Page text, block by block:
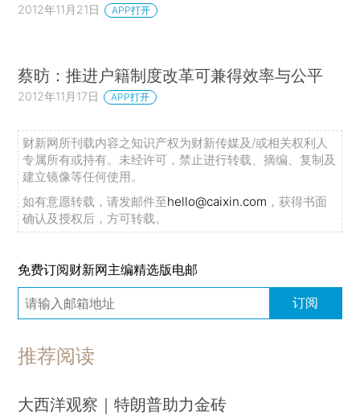
2012年11月21日 APP打开
蔡昉：推进户籍制度改革可兼得效率与公平
2012年11月17日 APP打开
财新网所刊载内容之知识产权为财新传媒及/或相关权利人
专属所有或持有。未经许可，禁止进行转载、摘编、复制及
建立镜像等任何使用。
如有意愿转载，请发邮件至hello@caixin.com ，获得书面
确认及授权后，方可转载。
免费订阅财新网主编精选版电邮
订阅
推荐阅读
大西洋观察｜特朗普助力金砖